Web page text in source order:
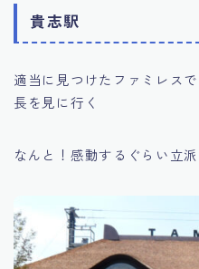
貴志駅
適当に見つけたファミレス
長を見に行く
なんと！感動するぐらい立